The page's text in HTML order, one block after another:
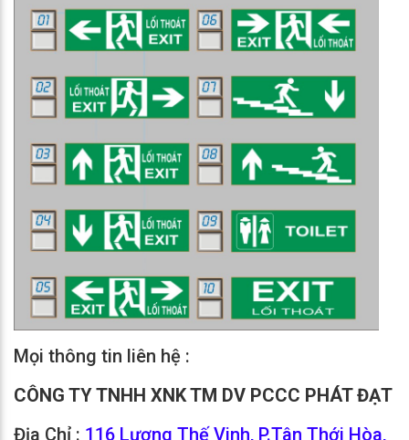
Mọi thông tin liên hệ :
CÔNG TY TNHH XNK TM DV PCCC PHÁT ĐẠT
Địa Chỉ : 116 Lương Thế Vinh, P.Tân Thới Hòa,